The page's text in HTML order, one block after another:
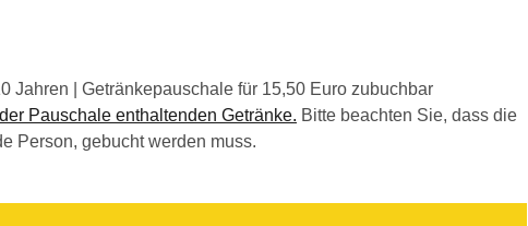
Jahren | Getränkepauschale für 15,50 Euro zubuchbar
Pauschale enthaltenden Getränke. Bitte beachten Sie, dass die
Person, gebucht werden muss.